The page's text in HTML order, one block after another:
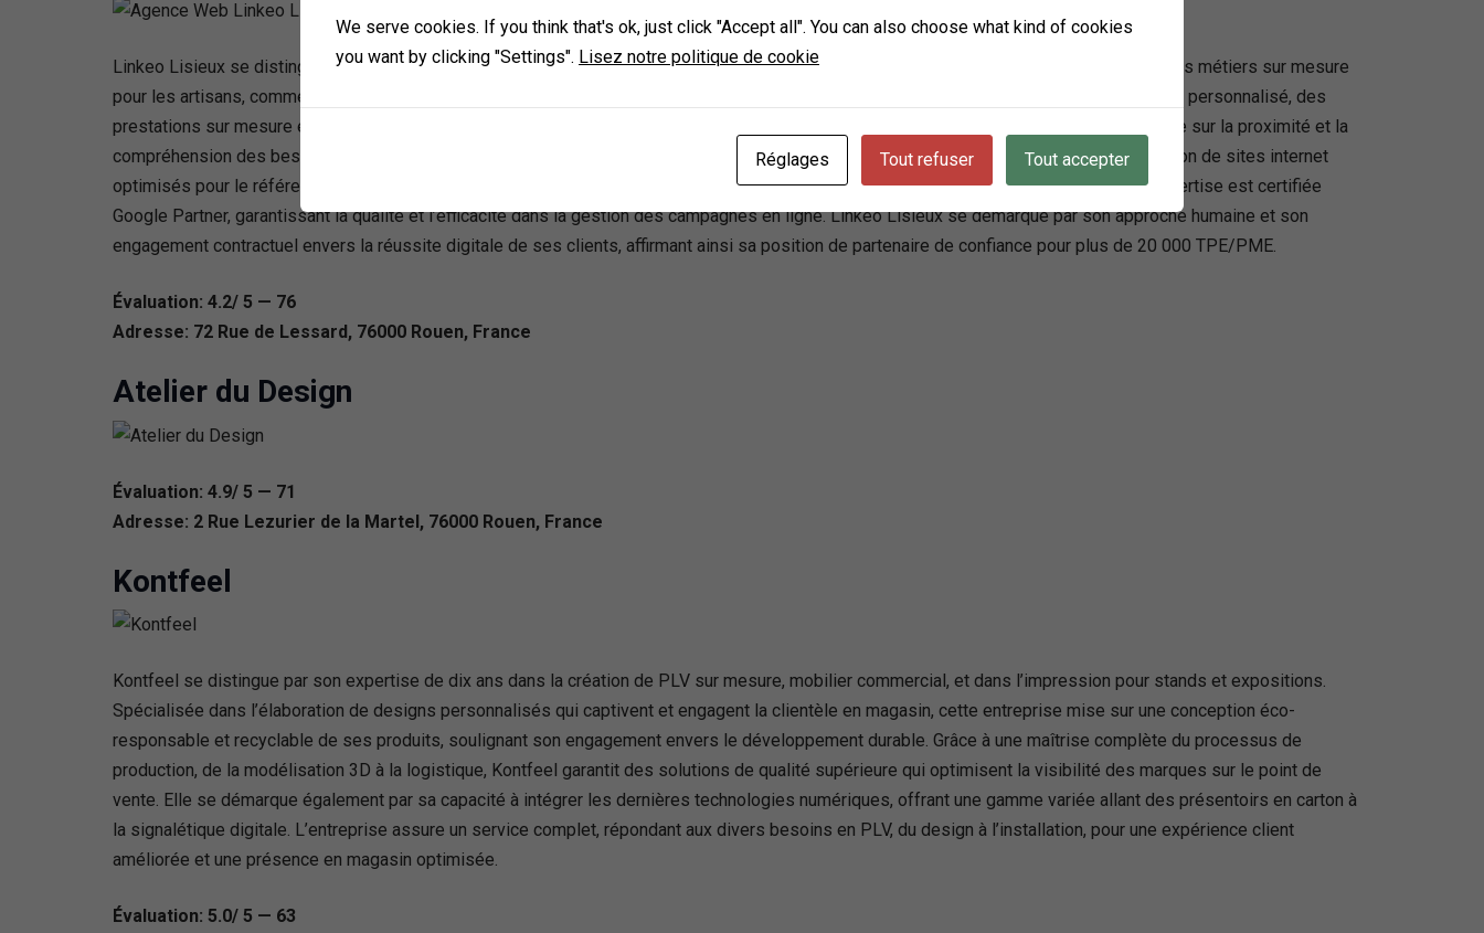
Linkeo Lisieux se distingue comme le leader à LISIEUX dans la conception de sites web, le référencement local et la fourniture de solutions métiers sur mesure
pour les artisans, commerçants et PME. Forte d’une expérience de plus de 21 ans, cette agence web s’engage à offrir un accompagnement personnalisé, des
prestations sur mesure et une formation digitale pour assurer une meilleure visibilité sur le web à ses clients. Grâce à une approche fondée sur la proximité et la
compréhension des besoins spécifiques des entreprises locales, Linkeo Lisieux propose une gamme de services variés incluant la création de sites internet
optimisés pour le référencement, le community management, ainsi que des solutions photographiques et vidéo professionnelles. Son expertise est certifiée
Google Partner, garantissant la qualité et l’efficacité dans la gestion des campagnes en ligne. Linkeo Lisieux se démarque par son approche humaine et son
engagement contractuel envers la réussite digitale de ses clients, affirmant ainsi sa position de partenaire de confiance pour plus de 20 000 TPE/PME.
Évaluation: 4.2/ 5 — 76
Adresse: 72 Rue de Lessard, 76000 Rouen, France
Atelier du Design
Évaluation: 4.9/ 5 — 71
Adresse: 2 Rue Lezurier de la Martel, 76000 Rouen, France
Kontfeel
Kontfeel se distingue par son expertise de dix ans dans la création de PLV sur mesure, mobilier commercial, et dans l’impression pour stands et expositions.
Spécialisée dans l’élaboration de designs personnalisés qui captivent et engagent la clientèle en magasin, cette entreprise mise sur une conception éco-
responsable et recyclable de ses produits, soulignant son engagement envers le développement durable. Grâce à une maîtrise complète du processus de
production, de la modélisation 3D à la logistique, Kontfeel garantit des solutions de qualité supérieure qui optimisent la visibilité des marques sur le point de
vente. Elle se démarque également par sa capacité à intégrer les dernières technologies numériques, offrant une gamme variée allant des présentoirs en carton à
la signalétique digitale. L’entreprise assure un service complet, répondant aux divers besoins en PLV, du design à l’installation, pour une expérience client
améliorée et une présence en magasin optimisée.
Évaluation: 5.0/ 5 — 63
We serve cookies. If you think that's ok, just click "Accept all". You can also choose what kind of cookies
you want by clicking "Settings". Lisez notre politique de cookie
Réglages Tout refuser Tout accepter